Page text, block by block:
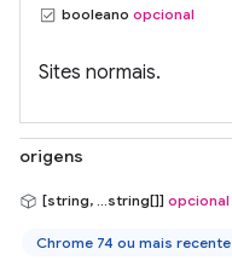
booleano opcional
Sites normais.
origens
[string, ...string[]] opcional
Chrome 74 ou mais recente